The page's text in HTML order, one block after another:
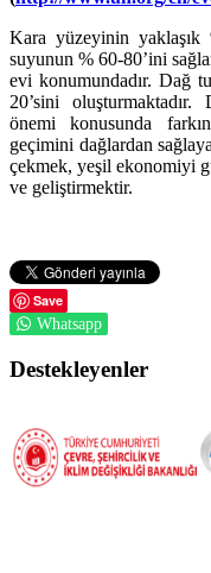
Kara yüzeyinin yaklaşık
suyunun % 60-80’ini
evi konumundadır. Dağ
20’sini
önemi konusunda
geçimini dağlardan
çekmek, yeşil ekonomiyi
ve geliştirmektir.
Save
Whatsapp
Destekleyenler